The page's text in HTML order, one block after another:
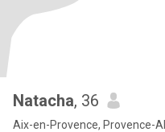
Natacha, 36
Aix-en-Provence, Provence-